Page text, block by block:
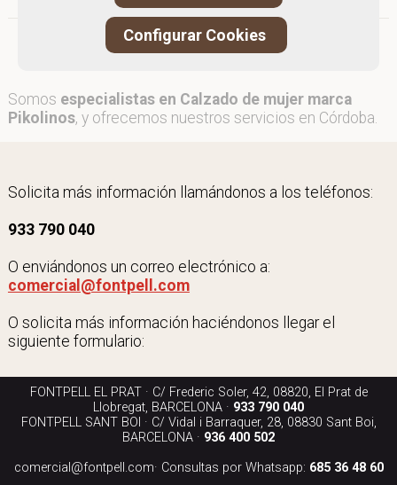
Somos especialistas en Calzado de mujer marca
Pikolinos, y ofrecemos nuestros servicios en Córdoba.
Solicita más información llamándonos a los teléfonos:
933 790 040
O enviándonos un correo electrónico a:
comercial@fontpell.com
O solicita más información haciéndonos llegar el
siguiente formulario:
FONTPELL EL PRAT · C/ Frederic Soler, 42, 08820, El Prat de
Llobregat, BARCELONA · 933 790 040
FONTPELL SANT BOI · C/ Vidal i Barraquer, 28, 08830 Sant Boi,
BARCELONA · 936 400 502
comercial@fontpell.com· Consultas por Whatsapp: 685 36 48 60
Configurar Cookies